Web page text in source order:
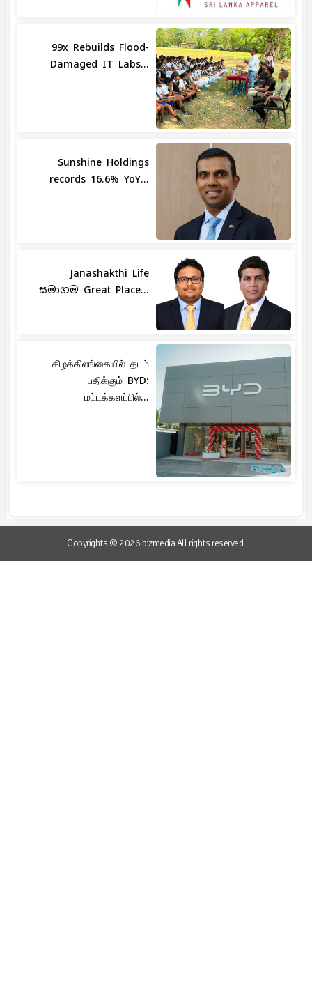
99x Rebuilds Flood-
Damaged IT Labs...
Sunshine Holdings
records 16.6% YoY...
Janashakthi Life
සමාගම Great Place...
கிழக்கிலங்கையில் தடம்
பதிக்கும் BYD:
மட்டக்களப்பில்...
Copyrights © 2026 bizmedia All rights reserved.